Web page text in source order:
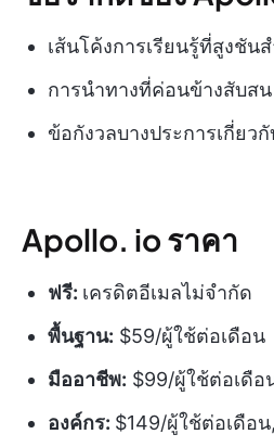
เส้นโค้งการเรียนรู้ที่สูงชัน
การนำทางที่ค่อนข้างสับสน
ข้อกังวลบางประการเกี่ย
Apollo. io ราคา
ฟรี: เครดิตอีเมลไม่จำกัด
พื้นฐาน: $59/ผู้ใช้ต่อเดือน
มืออาชีพ: $99/ผู้ใช้ต่อเดือ
องค์กร: $149/ผู้ใช้ต่อเดือ